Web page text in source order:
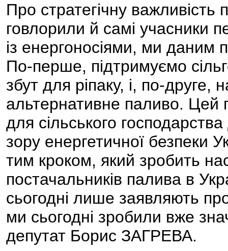
Про стратегічну важливість
говлорили й самі учасники
із енергоносіями, ми даним
По-перше, підтримуємо
збут для ріпаку, і, по-друге,
альтернативне паливо.
для сільського
зору енергетичної безпеки
тим кроком, який зробить
постачальників палива в
сьогодні лише заявляють
ми сьогодні зробили вже
депутат Борис ЗАГРЕВА.